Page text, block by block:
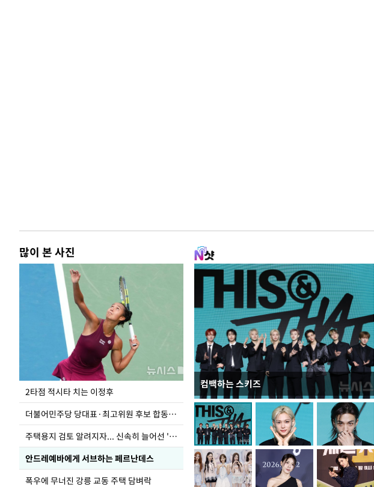
많이 본 사진
2타점 적시타 치는 이정후
더불어민주당 당대표·최고위원 후보 합동연설회
주택용지 검토 알려지자... 신속히 늘어선 '근조화환'
안드레예바에게 서브하는 페르난데스
폭우에 무너진 강릉 교동 주택 담벼락
컴백하는 스키즈
이번주 국회에는 무슨 일이? [뉴시스국회토pic]